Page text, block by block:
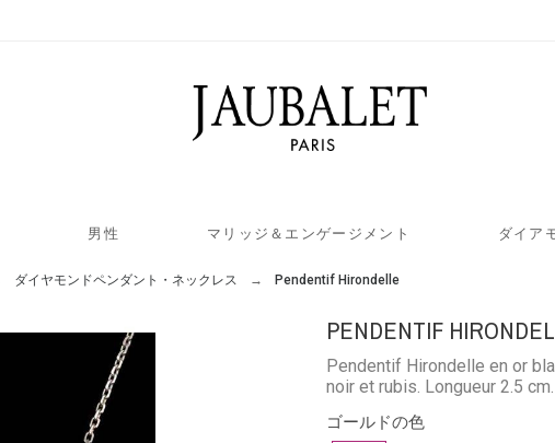
男性 マリッジ＆エンゲージメント ダイア
ダイヤモンドペンダント・ネックレス Pendentif Hirondelle
PENDENTIF
Pendentif Hirondelle en or
noir et rubis. Longueur 2.5
ゴールドの色